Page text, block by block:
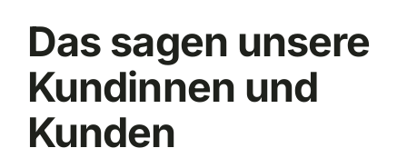
Das sagen unsere
Kundinnen und
Kunden